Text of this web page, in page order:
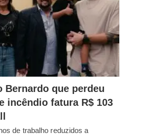
Bernardo que perdeu
incêndio fatura R$ 103
de trabalho reduzidos a